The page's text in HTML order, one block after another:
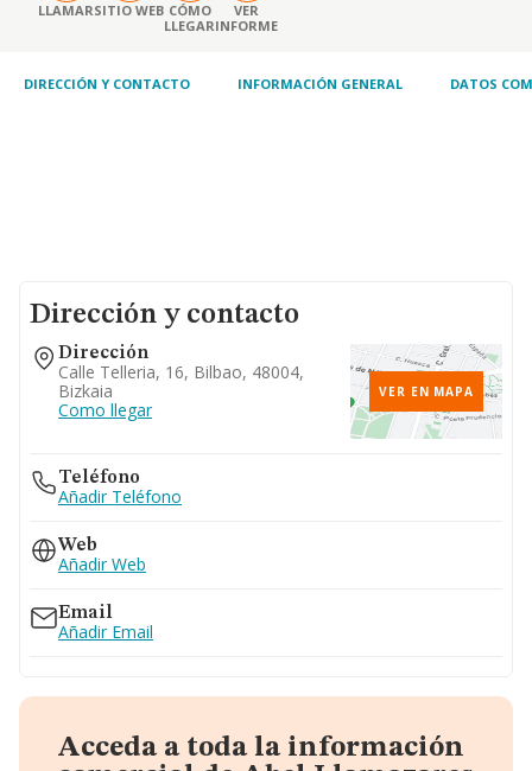
LLAMARSITIO WEB CÓMO
LLEGAR
VER
INFORME
DIRECCIÓN Y CONTACTO INFORMACIÓN GENERAL DATOS
Dirección y contacto
Dirección
Calle Telleria, 16, Bilbao, 48004,
Bizkaia
Como llegar
VER EN MAPA
Teléfono
Añadir Teléfono
Web
Añadir Web
Email
Añadir Email
Acceda a toda la información